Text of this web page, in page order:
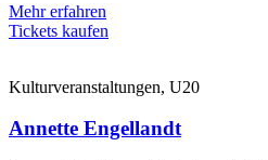
Mehr erfahren
Tickets kaufen
Kulturveranstaltungen, U20
Annette Engellandt